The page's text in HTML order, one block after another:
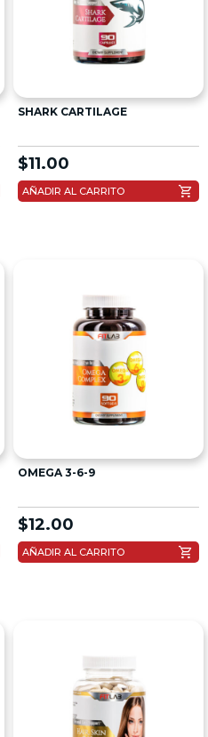
SHARK CARTILAGE
$11.00
AÑADIR AL CARRITO shopping_cart
OMEGA 3-6-9
$12.00
AÑADIR AL CARRITO shopping_cart